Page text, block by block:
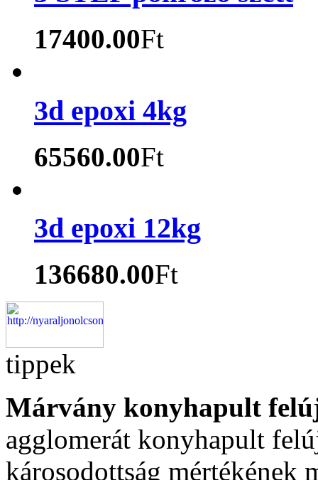
17400.00Ft
3d epoxi 4kg
65560.00Ft
3d epoxi 12kg
136680.00Ft
tippek
Márvány konyhapult
agglomerát konyhapult
károsodottság mértékének